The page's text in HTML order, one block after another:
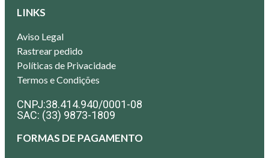
LINKS
Aviso Legal
Rastrear pedido
Políticas de Privacidade
Termos e Condições
CNPJ:38.414.940/0001-08
SAC: (33) 9873-1809
FORMAS DE PAGAMENTO